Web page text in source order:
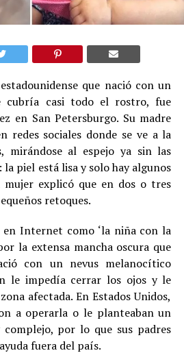
que nació con un
cubría casi todo el rostro, fue
en San Petersburgo. Su madre
redes sociales donde se ve a la
mirándose al espejo ya sin las
piel está lisa y solo hay algunos
mujer explicó que en dos o tres
retoques.
en Internet como ‘la niña con la
la extensa mancha oscura que
con un nevus melanocítico
le impedía cerrar los ojos y le
afectada. En Estados Unidos,
a operarla o le planteaban un
por lo que sus padres
fuera del país.